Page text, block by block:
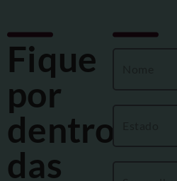
Fique
por
dentro
das